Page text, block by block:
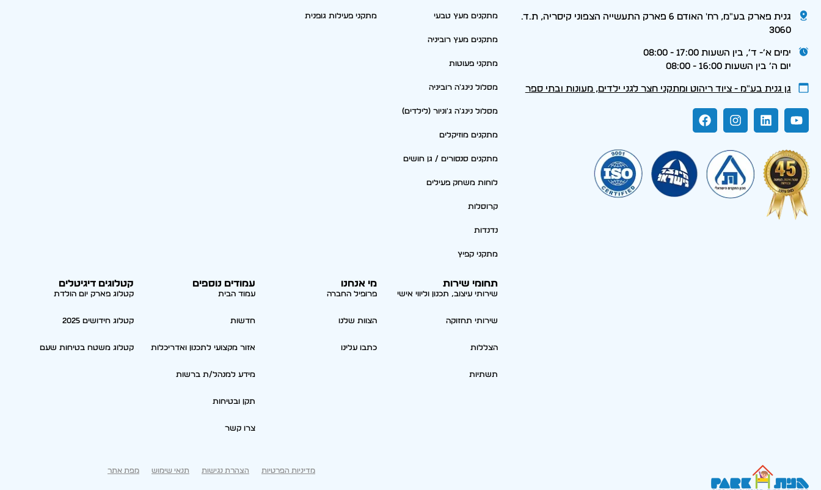
גנית פארק בע"מ, רח' האודם 6 פארק התעשייה הצפוני קיסריה, ת.ד.
3060
ימים א׳- ד׳, בין השעות 17:00 - 08:00
יום ה׳ בין השעות 16:00 - 08:00
גן גנית בע״מ - ציוד ריהוט ומתקני חצר לגני ילדים, מעונות ובתי ספר
מתקנים מעץ טבעי
מתקנים מעץ רוביניה
מתקני פעוטות
מסלול נינג'ה רוביניה
מסלול נינג'ה ג'וניור (לילדים)
מתקנים מוזיקלים
מתקנים סנסורים / גן חושים
לוחות משחק פעילים
קרוסלות
נדנדות
מתקני קפיץ
מתקני פעילות גופנית
תחומי שירות
שירותי עיצוב, תכנון וליווי אישי
שירותי תחזוקה
הצללות
תשתיות
מי אנחנו
פרופיל החברה
הצוות שלנו
כתבו עלינו
עמודים נוספים
עמוד הבית
חדשות
אזור מקצועי לתכנון ואדריכלות
מידע למנהל/ת ברשות
תקן ובטיחות
צרו קשר
קטלוגים דיגיטלים
קטלוג פארק יום הולדת
קטלוג חידושים 2025
קטלוג משטח בטיחות שעם
מדיניות הפרטיות הצהרת נגישות תנאי שימוש מפת אתר